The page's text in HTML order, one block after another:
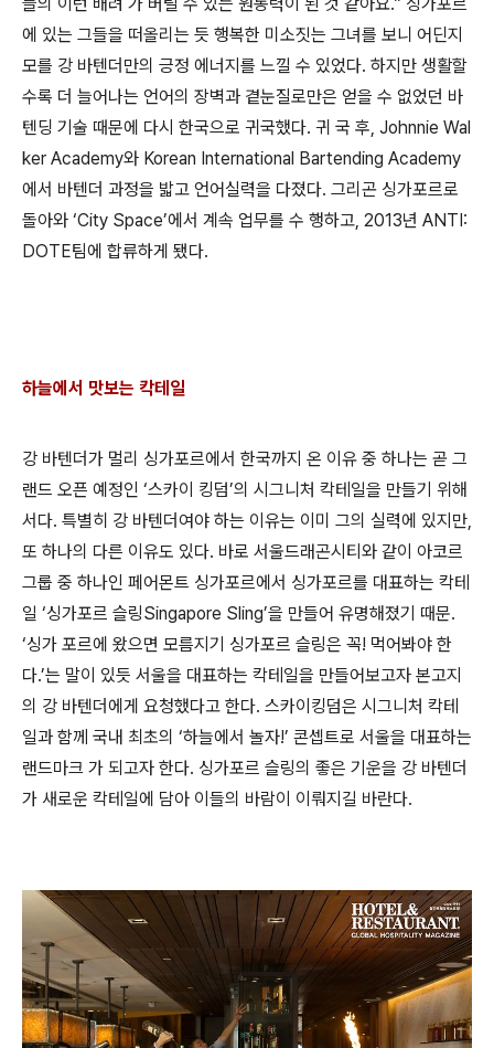
에 있는 그들을 떠올리는 듯 행복한 미소짓는 그녀를 보니 어딘지
모를 강 바텐더만의 긍정 에너지를 느낄 수 있었다. 하지만 생활할
수록 더 늘어나는 언어의 장벽과 곁눈질로만은 얻을 수 없었던 바
텐딩 기술 때문에 다시 한국으로 귀국했다. 귀 국 후, Johnnie Wal
ker Academy와 Korean International Bartending Academy
에서 바텐더 과정을 밟고 언어실력을 다졌다. 그리곤 싱가포르로
돌아와 ‘City Space’에서 계속 업무를 수 행하고, 2013년 ANTI:
DOTE팀에 합류하게 됐다.
하늘에서 맛보는 칵테일
강 바텐더가 멀리 싱가포르에서 한국까지 온 이유 중 하나는 곧 그
랜드 오픈 예정인 ‘스카이 킹덤’의 시그니처 칵테일을 만들기 위해
서다. 특별히 강 바텐더여야 하는 이유는 이미 그의 실력에 있지만,
또 하나의 다른 이유도 있다. 바로 서울드래곤시티와 같이 아코르
그룹 중 하나인 페어몬트 싱가포르에서 싱가포르를 대표하는 칵테
일 ‘싱가포르 슬링Singapore Sling’을 만들어 유명해졌기 때문.
‘싱가 포르에 왔으면 모름지기 싱가포르 슬링은 꼭! 먹어봐야 한
다.’는 말이 있듯 서울을 대표하는 칵테일을 만들어보고자 본고지
의 강 바텐더에게 요청했다고 한다. 스카이킹덤은 시그니처 칵테
일과 함께 국내 최초의 ‘하늘에서 놀자!’ 콘셉트로 서울을 대표하는
랜드마크 가 되고자 한다. 싱가포르 슬링의 좋은 기운을 강 바텐더
가 새로운 칵테일에 담아 이들의 바람이 이뤄지길 바란다.